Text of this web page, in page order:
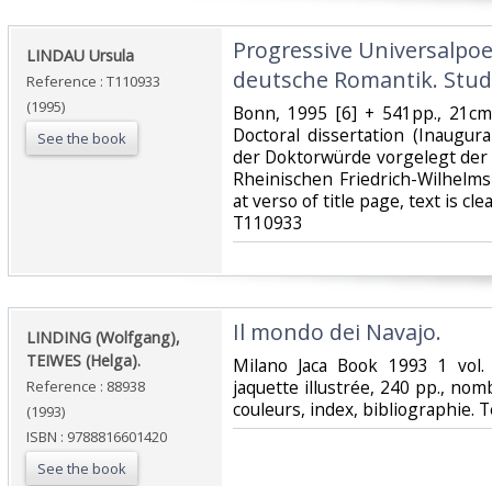
‎LINDAU Ursula‎
Reference : T110933
(1995)
See the book
‎Progressive
deutsche Romantik.
‎Bonn, 1995 [6] + 541pp.,
Doctoral dissertation
der Doktorwürde vorgelegt
Rheinischen Friedrich-
at verso of title page, text is
T110933‎
‎LINDING (Wolfgang),
TEIWES (Helga).‎
Reference : 88938
(1993)
ISBN : 9788816601420
See the book
‎Il mondo dei Navajo.‎
‎Milano Jaca Book 1993 1
jaquette illustrée, 240 pp.,
couleurs, index, bibliographie.